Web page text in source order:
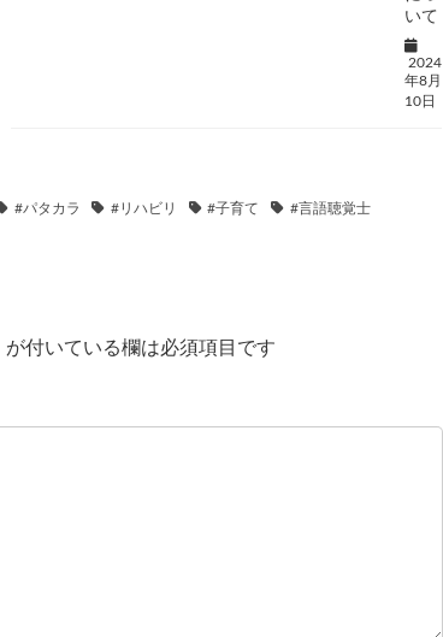
いて
2024
年8月
10日
#パタカラ #リハビリ #子育て #言語聴覚士
が付いている欄は必須項目です